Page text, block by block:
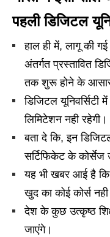
पहली डिजिटल
हाल ही में, लागू की
अंतर्गत प्रस्तावित
तक शुरू होने के
डिजिटल यूनिवर्सिटी
लिमिटेशन नही रहेगी।
बता दे कि, इन डिजिटल
सर्टिफिकेट के कोर्सेज
यह भी खबर आई है कि
खुद का कोई कोर्स
देश के कुछ उत्कृष्ठ
जाएंगे।